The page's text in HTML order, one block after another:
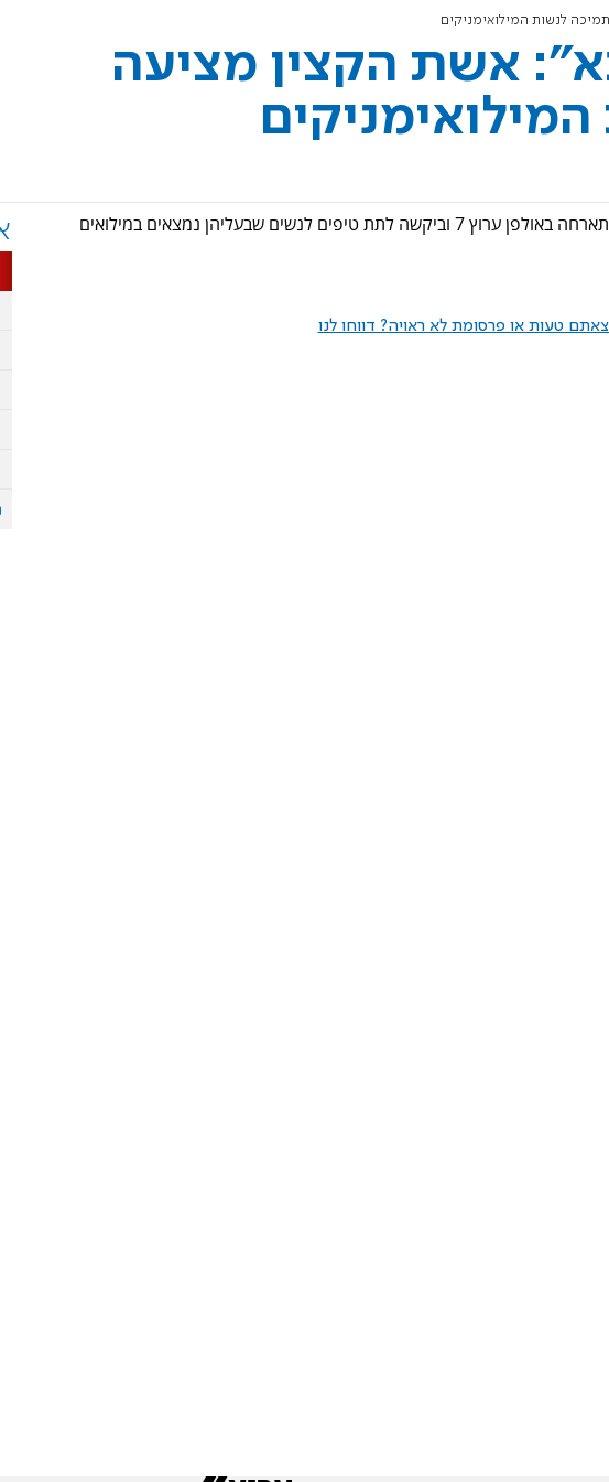
לנשות המילואימניקים
אשת הקצין מציעה
הילה לוי, מחברת הספר "משפחה בצבא" התארחה באולפן ערוץ 7 וביקשה לתת טיפים לנשים שבעליהן נמצאים במילואים
טעות או פרסומת לא ראויה? דווחו לנו